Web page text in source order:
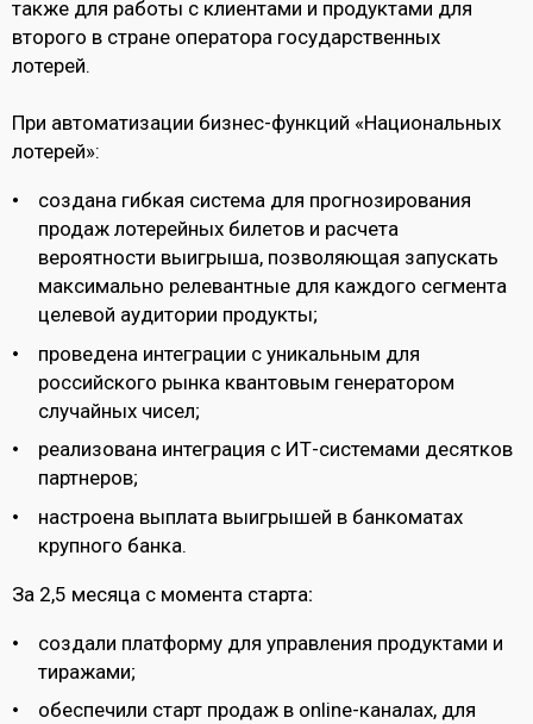
также для работы с клиентами и продуктами для
второго в стране оператора государственных
лотерей.
При автоматизации бизнес-функций «Национальных
лотерей»:
создана гибкая система для прогнозирования
продаж лотерейных билетов и расчета
вероятности выигрыша, позволяющая запускать
максимально релевантные для каждого сегмента
целевой аудитории продукты;
проведена интеграции с уникальным для
российского рынка квантовым генератором
случайных чисел;
реализована интеграция с ИТ-системами десятков
партнеров;
настроена выплата выигрышей в банкоматах
крупного банка.
За 2,5 месяца с момента старта:
создали платформу для управления продуктами и
тиражами;
обеспечили старт продаж в online-каналах, для